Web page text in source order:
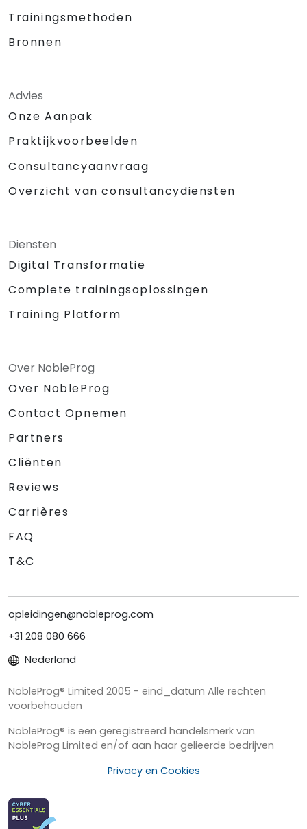
Trainingsmethoden
Bronnen
Advies
Onze Aanpak
Praktijkvoorbeelden
Consultancyaanvraag
Overzicht van consultancydiensten
Diensten
Digital Transformatie
Complete trainingsoplossingen
Training Platform
Over NobleProg
Over NobleProg
Contact Opnemen
Partners
Cliënten
Reviews
Carrières
FAQ
T&C
opleidingen@nobleprog.com
+31 208 080 666
Nederland
NobleProg® Limited 2005 - eind_datum Alle rechten
voorbehouden
NobleProg® is een geregistreerd handelsmerk van
NobleProg Limited en/of aan haar gelieerde bedrijven
Privacy en Cookies